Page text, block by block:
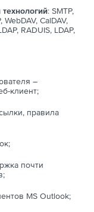
: SMTP,
WebDAV, CalDAV,
RADUIS, LDAP,
–
клиент;
правила
почти
MS Outlook;